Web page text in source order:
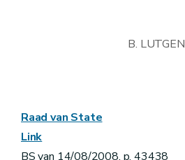
B. LUTGEN
Raad van State
Link
BS van 14/08/2008, p. 43438